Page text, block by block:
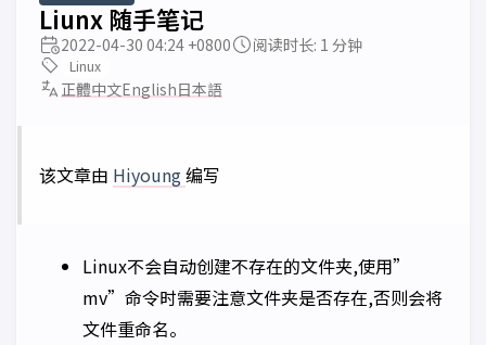
Liunx 随手笔记
2022-04-30 04:24 +0800 阅读时长: 1 分钟
Linux
正體中文English日本語
该文章由 Hiyoung编写
Linux不会自动创建不存在的文件夹,使用”
mv”命令时需要注意文件夹是否存在,否则会将
文件重命名。